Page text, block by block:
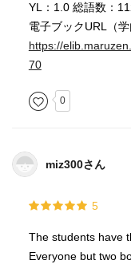
YL：1.0 総語数：
電子ブックURL（学
https://
70
0
miz300さん
5
The students have
Everyone but two